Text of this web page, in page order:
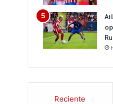
Reciente